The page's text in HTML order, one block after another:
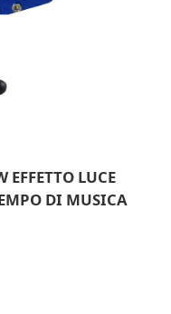
EFFETTO LUCE
DI MUSICA